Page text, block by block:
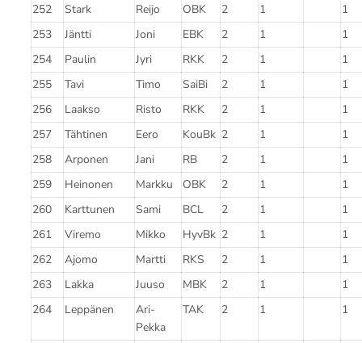
252
Stark Reijo OBK 2 1
1
253
Jäntti Joni EBK 2 1
1
254
Paulin Jyri RKK 2 1
1
255
Tavi Timo SaiBi 2 1
1
256
Laakso Risto RKK 2 1
1
257
Tähtinen Eero KouBk 2 1
1
258
Arponen Jani RB 2 1
1
259
Heinonen Markku OBK 2 1
1
260
Karttunen Sami BCL 2 1
1
261
Viremo Mikko HyvBk 2 1
1
262
Ajomo Martti RKS 2 1
1
263
Lakka Juuso MBK 2 1
1
264
Leppänen
Ari-
Pekka
TAK 2 1 1